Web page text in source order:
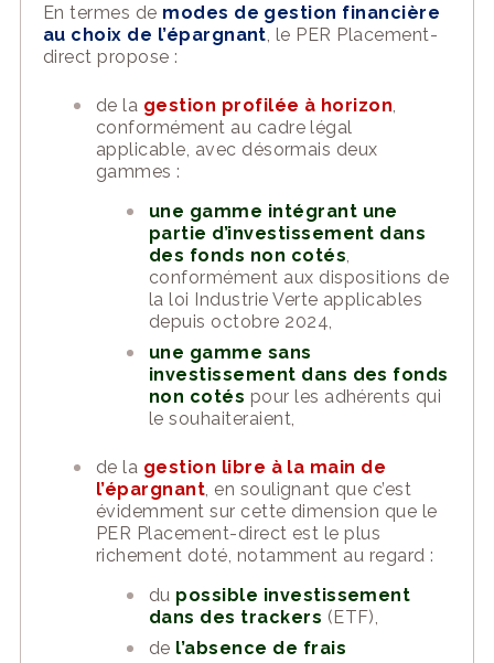
En termes de modes de gestion financière
au choix de l’épargnant, le PER Placement-
direct propose :
de la gestion profilée à horizon,
conformément au cadre légal
applicable, avec désormais deux
gammes :
une gamme intégrant une
partie d’investissement dans
des fonds non cotés,
conformément aux dispositions de
la loi Industrie Verte applicables
depuis octobre 2024,
une gamme sans
investissement dans des fonds
non cotés pour les adhérents qui
le souhaiteraient,
de la gestion libre à la main de
l’épargnant, en soulignant que c’est
évidemment sur cette dimension que le
PER Placement-direct est le plus
richement doté, notamment au regard :
du possible investissement
dans des trackers (ETF),
de l’absence de frais